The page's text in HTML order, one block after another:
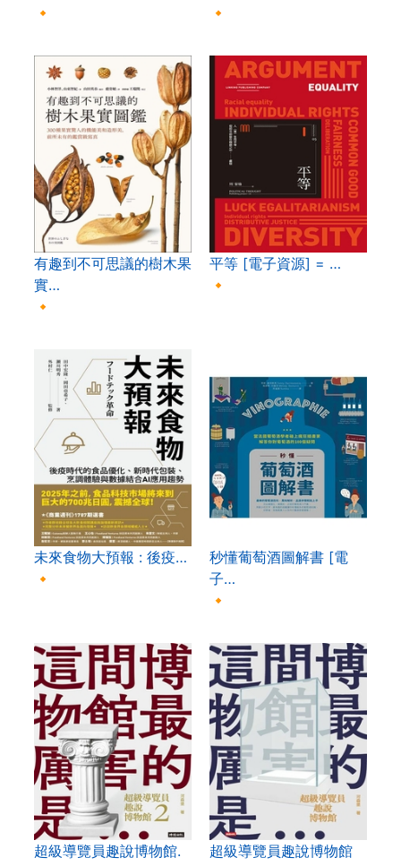
🔸
🔸
有趣到不可思議的樹木果
實…
🔸
平等 [電子資源] = …
🔸
未來食物大預報 : 後疫…
🔸
秒懂葡萄酒圖解書 [電
子…
🔸
超級導覽員趣說博物館.
超級導覽員趣說博物館